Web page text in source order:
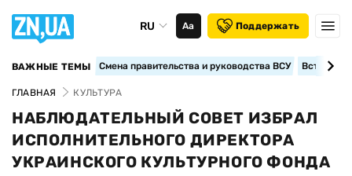
RU Аа Поддержать
ВАЖНЫЕ ТЕМЫ Смена правительства и руководства ВСУ
ГЛАВНАЯ КУЛЬТУРА
НАБЛЮДАТЕЛЬНЫЙ СОВЕТ ИЗБРАЛ
ИСПОЛНИТЕЛЬНОГО ДИРЕКТОРА
УКРАИНСКОГО КУЛЬТУРНОГО ФОНДА